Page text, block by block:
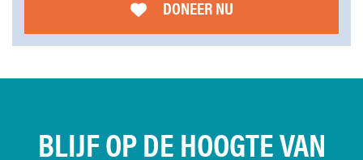
DONEER NU
BLIJF OP DE HOOGTE VAN